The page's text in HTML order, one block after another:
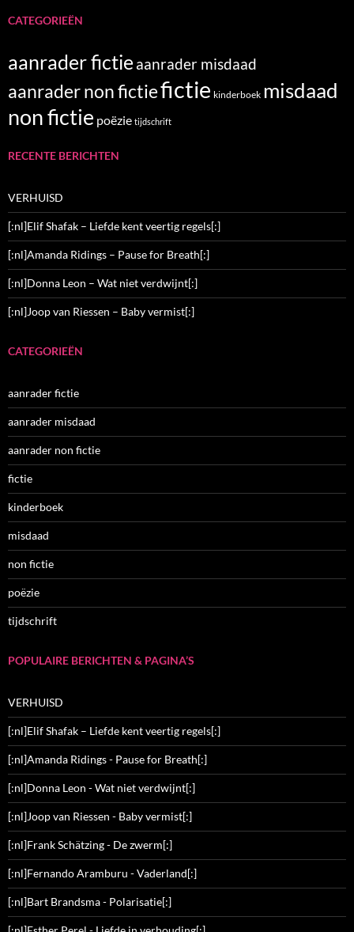
CATEGORIEËN
aanrader fictie aanrader misdaad
aanrader non fictiefictie kinderboek misdaad
non fictie poëzie tijdschrift
RECENTE BERICHTEN
VERHUISD
[:nl]Elif Shafak – Liefde kent veertig regels[:]
[:nl]Amanda Ridings – Pause for Breath[:]
[:nl]Donna Leon – Wat niet verdwijnt[:]
[:nl]Joop van Riessen – Baby vermist[:]
CATEGORIEËN
aanrader fictie
aanrader misdaad
aanrader non fictie
fictie
kinderboek
misdaad
non fictie
poëzie
tijdschrift
POPULAIRE BERICHTEN & PAGINA’S
VERHUISD
[:nl]Elif Shafak – Liefde kent veertig regels[:]
[:nl]Amanda Ridings - Pause for Breath[:]
[:nl]Donna Leon - Wat niet verdwijnt[:]
[:nl]Joop van Riessen - Baby vermist[:]
[:nl]Frank Schätzing - De zwerm[:]
[:nl]Fernando Aramburu - Vaderland[:]
[:nl]Bart Brandsma - Polarisatie[:]